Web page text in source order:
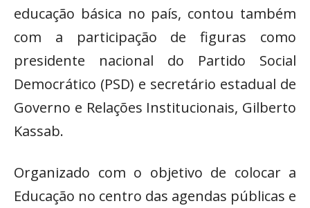
educação básica no país, contou também
com a participação de figuras como
presidente nacional do Partido Social
Democrático (PSD) e secretário estadual de
Governo e Relações Institucionais, Gilberto
Kassab.
Organizado com o objetivo de colocar a
Educação no centro das agendas públicas e